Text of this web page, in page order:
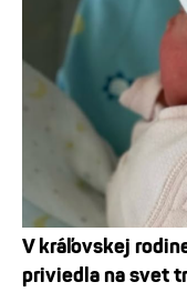
V kráľovskej
priviedla na svet